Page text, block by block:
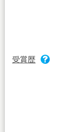
受賞歴